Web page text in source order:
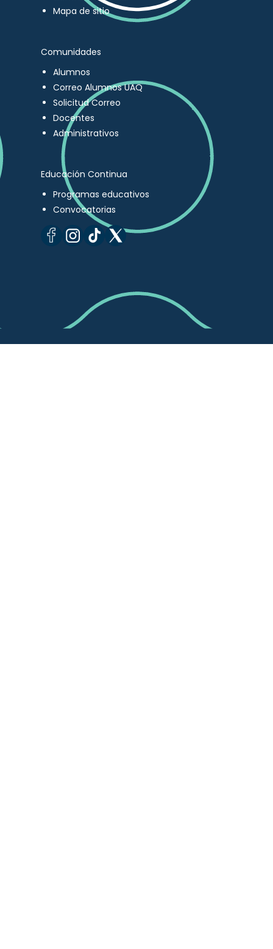
Mapa de sitio
Comunidades
Alumnos
Correo Alumnos UAQ
Solicitud Correo
Docentes
Administrativos
Educación Continua
Programas educativos
Convocatorias